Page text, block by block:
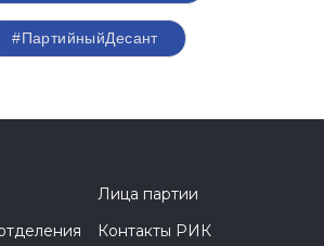
#ПартийныйДесант
Лица партии
Контакты РИК